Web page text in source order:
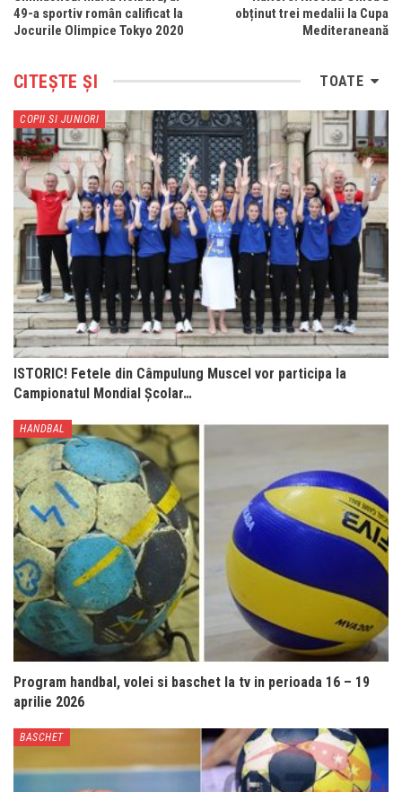
49-a sportiv român calificat la
Jocurile Olimpice Tokyo 2020
obținut trei medalii la Cupa
Mediteraneană
TOATE
CITEȘTE ȘI
COPII SI JUNIORI
ISTORIC! Fetele din Câmpulung Muscel vor participa la
Campionatul Mondial Școlar…
HANDBAL
Program handbal, volei si baschet la tv in perioada 16 – 19
aprilie 2026
BASCHET